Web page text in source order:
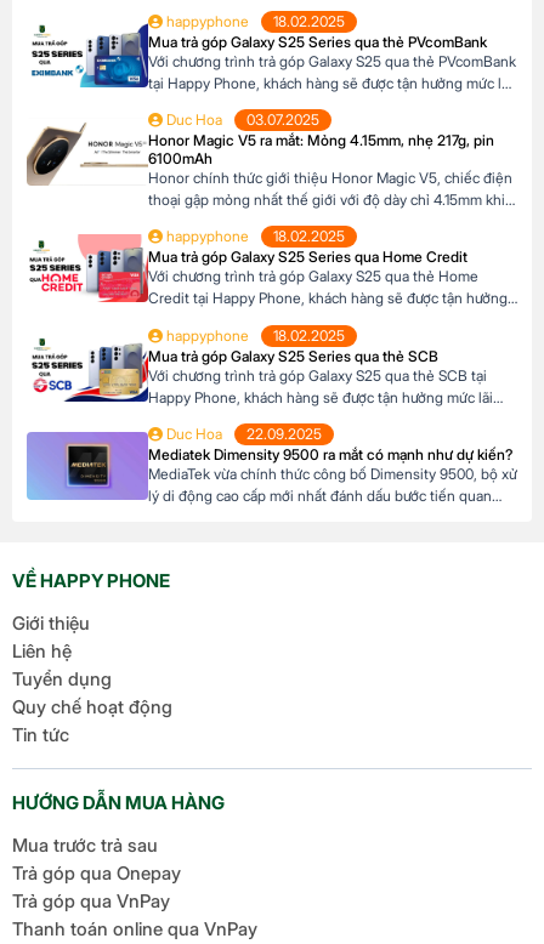
200MP, khả năng zoom xa ấn tượng và các tính năng
thông minh giúp ghi lại những khoảnh khắc đẹp trong
cuộc sống. Sau đây […]
happyphone
18.02.2025
Mua trả góp Galaxy S25 Series qua thẻ PVcomBank
Với chương trình trả góp Galaxy S25 qua thẻ PVcomBank
tại Happy Phone, khách hàng sẽ được tận hưởng mức lãi
suất cực kỳ ưu đãi. Đặc biệt, khách hàng có thể linh hoạt
lựa chọn kỳ hạn trả góp từ 3 đến 12 tháng, phù hợp với
khả năng tài chính của mình. Mục […]
Duc Hoa
03.07.2025
Honor Magic V5 ra mắt: Mỏng 4.15mm, nhẹ 217g, pin
6100mAh
Honor chính thức giới thiệu Honor Magic V5, chiếc điện
thoại gập mỏng nhất thế giới với độ dày chỉ 4.15mm khi
mở và 8.8mm khi gập (phiên bản Trắng Ngà). Với trọng
lượng 217g, pin dung lượng lớn 6100mAh và công nghệ
AI tiên tiến, Honor Magic V5 định nghĩa lại chuẩn mực
flagship […]
happyphone
18.02.2025
Mua trả góp Galaxy S25 Series qua Home Credit
Với chương trình trả góp Galaxy S25 qua thẻ Home
Credit tại Happy Phone, khách hàng sẽ được tận hưởng
linh hoạt lựa chọn kỳ hạn trả góp từ 3 đến 12 tháng, phù
hợp với khả năng tài chính của mình. […]
happyphone
18.02.2025
Mua trả góp Galaxy S25 Series qua thẻ SCB
Với chương trình trả góp Galaxy S25 qua thẻ SCB tại
Happy Phone, khách hàng sẽ được tận hưởng mức lãi
lựa chọn kỳ hạn trả góp từ 3 đến 12 tháng, phù hợp với
khả năng tài chính của mình. Mục […]
Duc Hoa
22.09.2025
Mediatek Dimensity 9500 ra mắt có mạnh như dự kiến?
MediaTek vừa chính thức công bố Dimensity 9500, bộ xử
lý di động cao cấp mới nhất đánh dấu bước tiến quan
VỀ HAPPY PHONE
Giới thiệu
Liên hệ
Tuyển dụng
Quy chế hoạt động
Tin tức
HƯỚNG DẪN MUA HÀNG
Mua trước trả sau
Trả góp qua Onepay
Trả góp qua VnPay
Thanh toán online qua VnPay